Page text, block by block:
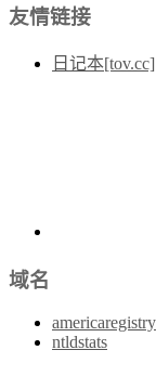
友情链接
日记本[tov.cc]
域名
americaregistry
ntldstats